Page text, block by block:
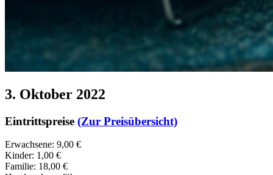
3. Oktober 2022
Eintrittspreise (Zur Preisübersicht)
Erwachsene: 9,00 €
Kinder: 1,00 €
Familie: 18,00 €